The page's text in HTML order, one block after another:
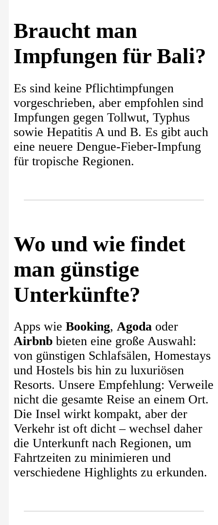
Braucht man
Impfungen für Bali?
Es sind keine Pflichtimpfungen
vorgeschrieben, aber empfohlen sind
Impfungen gegen Tollwut, Typhus
sowie Hepatitis A und B. Es gibt auch
eine neuere Dengue-Fieber-Impfung
für tropische Regionen.
Wo und wie findet
man günstige
Unterkünfte?
Apps wie Booking, Agoda oder
Airbnb bieten eine große Auswahl:
von günstigen Schlafsälen, Homestays
und Hostels bis hin zu luxuriösen
Resorts. Unsere Empfehlung: Verweile
nicht die gesamte Reise an einem Ort.
Die Insel wirkt kompakt, aber der
Verkehr ist oft dicht – wechsel daher
die Unterkunft nach Regionen, um
Fahrtzeiten zu minimieren und
verschiedene Highlights zu erkunden.